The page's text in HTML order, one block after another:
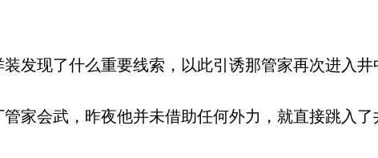
发现了什么重要线索，以此引诱那管家再次进入井
家会武，昨夜他并未借助任何外力，就直接跳入了